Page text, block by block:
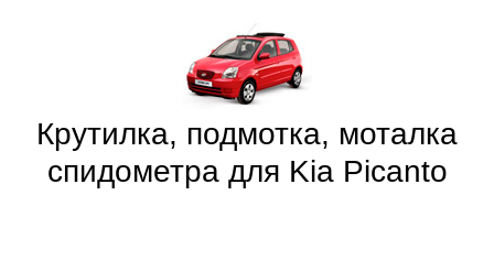
Крутилка, подмотка, моталка
спидометра для Kia Picanto